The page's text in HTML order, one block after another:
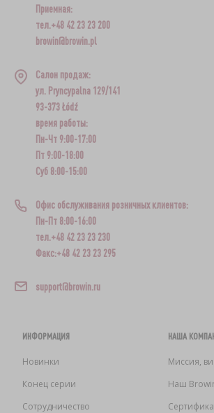
Приемная:
тел.+48 42 23 23 200
browin@browin.pl
Салон продаж:
ул. Pryncypalna 129/141
93-373 Łódź
время работы:
Пн-Чт 9:00-17:00
Пт 9:00-18:00
Суб 8:00-15:00
Офис обслуживания розничных клиентов:
Пн-Пт 8:00-16:00
тел.+48 42 23 23 230
Факс:+48 42 23 23 295
support@browin.ru
ИНФОРМАЦИЯ
Новинки
Конец серии
Сотрудничество
НАША
Миссия,
Наш